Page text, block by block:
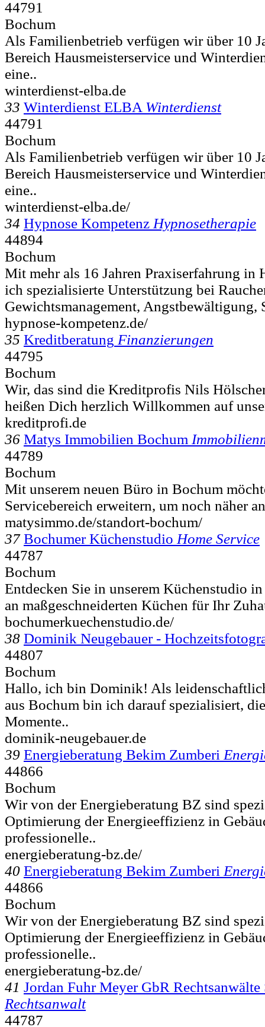
44791
Bochum
Als Familienbetrieb verfügen wir über 10
Bereich Hausmeisterservice und
eine..
winterdienst-elba.de
33 Winterdienst ELBA Winterdienst
44791
Bochum
Als Familienbetrieb verfügen wir über 10
Bereich Hausmeisterservice und
eine..
winterdienst-elba.de/
34 Hypnose Kompetenz Hypnosetherapie
44894
Bochum
Mit mehr als 16 Jahren Praxiserfahrung in
ich spezialisierte Unterstützung bei
Gewichtsmanagement, Angstbewältigung,
hypnose-kompetenz.de/
35 Kreditberatung Finanzierungen
44795
Bochum
Wir, das sind die Kreditprofis Nils
heißen Dich herzlich Willkommen auf
kreditprofi.de
36 Matys Immobilien Bochum
44789
Bochum
Mit unserem neuen Büro in Bochum
Servicebereich erweitern, um noch näher
matysimmo.de/standort-bochum/
37 Bochumer Küchenstudio Home Service
44787
Bochum
Entdecken Sie in unserem Küchenstudio
an maßgeschneiderten Küchen für Ihr
bochumerkuechenstudio.de/
38 Dominik Neugebauer -
44807
Bochum
Hallo, ich bin Dominik! Als
aus Bochum bin ich darauf spezialisiert,
Momente..
dominik-neugebauer.de
39 Energieberatung Bekim Zumberi
44866
Bochum
Wir von der Energieberatung BZ sind
Optimierung der Energieeffizienz in
professionelle..
energieberatung-bz.de/
40 Energieberatung Bekim Zumberi
44866
Bochum
Wir von der Energieberatung BZ sind
Optimierung der Energieeffizienz in
professionelle..
energieberatung-bz.de/
41 Jordan Fuhr Meyer GbR Rechtsanwälte
Rechtsanwalt
44787